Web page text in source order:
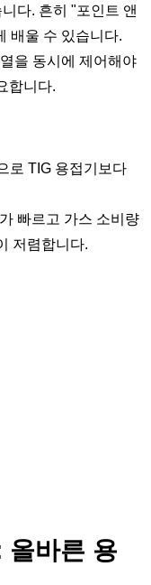
다. 흔히 "포인트 앤
배울 수 있습니다.
을 동시에 제어해야
합니다.
로 TIG 용접기보다
빠르고 가스 소비량
저렴합니다.
올바른 용